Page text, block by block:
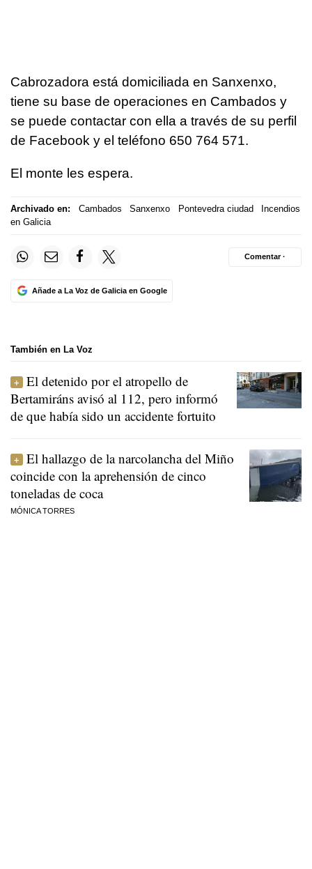
Cabrozadora está domiciliada en Sanxenxo,
tiene su base de operaciones en Cambados y
se puede contactar con ella a través de su perfil
de Facebook y el teléfono 650 764 571.
El monte les espera.
Archivado en: Cambados Sanxenxo Pontevedra ciudad
Incendios
en Galicia
Añade a La Voz de Galicia en Google
Comentar ·
También en La Voz
El detenido por el atropello de
Bertamiráns avisó al 112, pero informó
de que había sido un accidente fortuito
El hallazgo de la narcolancha del Miño
coincide con la aprehensión de cinco
toneladas de coca
MÓNICA TORRES